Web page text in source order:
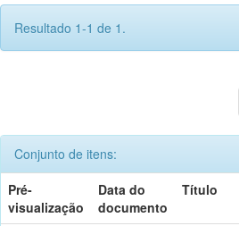
Resultado 1-1 de 1.
Conjunto de itens:
Pré-
visualização
Data do
documento
Título